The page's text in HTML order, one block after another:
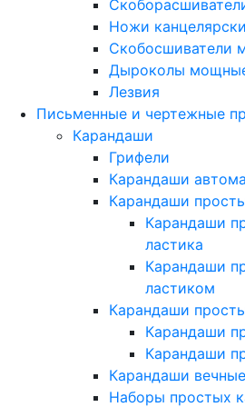
Ножи
Скобосшиватели
Дыроколы
Лезвия
Письменные и чертежные
Карандаши
Грифели
Карандаши
Карандаши
Карандаши
ластика
Карандаши
ластиком
Карандаши
Карандаши
Карандаши
Карандаши вечные
Наборы простых